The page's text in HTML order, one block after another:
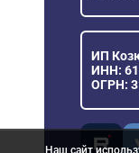
ИП
ИНН:
ОГРН:
Наш сайт